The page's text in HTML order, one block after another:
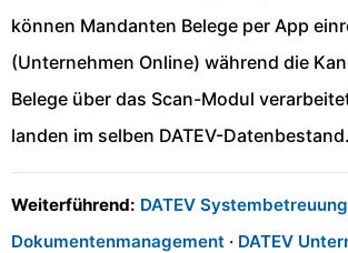
können Mandanten Belege per App
(Unternehmen Online) während die
Belege über das Scan-Modul
landen im selben DATEV-Datenbestand.
Weiterführend: DATEV Systembetreuung
Dokumentenmanagement · DATEV